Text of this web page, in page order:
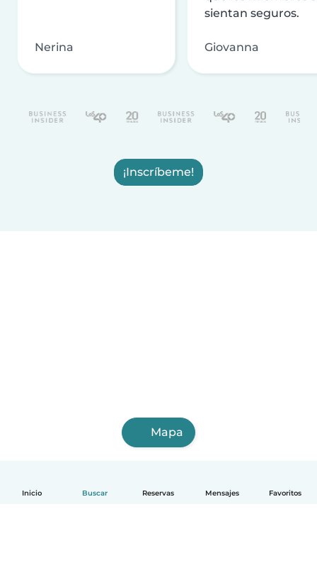
Inicio Buscar Reservas Mensajes Favoritos
Nerina
sientan seguros.
Giovanna
¡Inscríbeme!
Mapa